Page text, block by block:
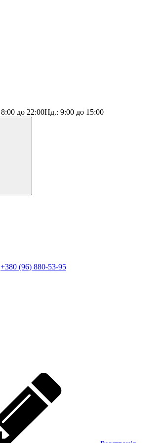
8:00 до 22:00Нд.: 9:00 до 15:00
+380 (96) 880-53-95